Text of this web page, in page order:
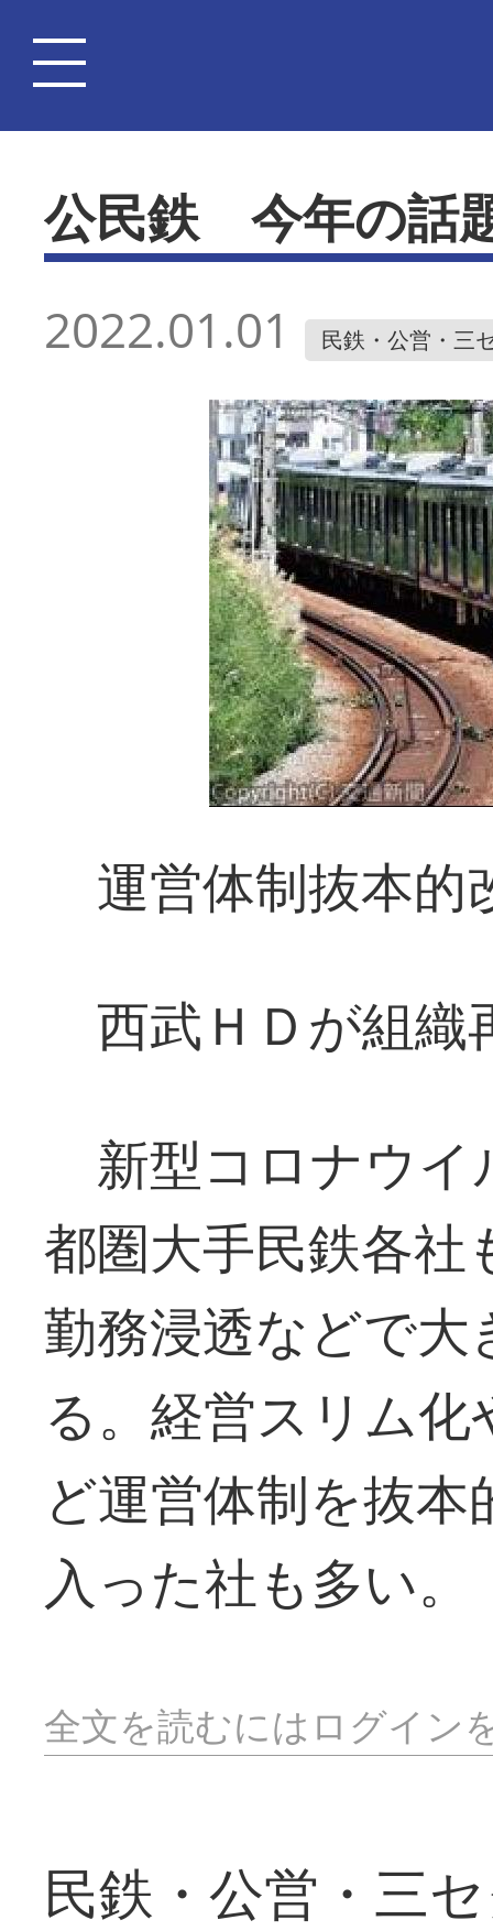
公民鉄 今年の話
2022.01.01 民鉄・公営・三
運営体制抜本的
西武ＨＤが組織
新型コロナウイ
都圏大手民鉄各社
勤務浸透などで
る。経営スリム
ど運営体制を抜
入った社も多い。
全文を読むにはログイン
民鉄・公営・三